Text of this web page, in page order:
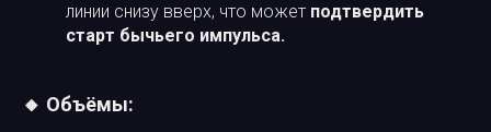
линии снизу вверх, что может подтвердить
старт бычьего импульса.
🔸 Объёмы: